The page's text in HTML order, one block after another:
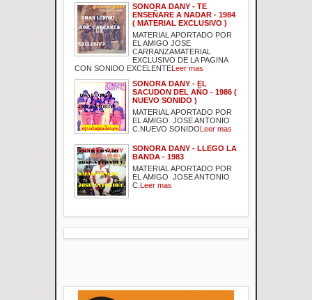
SONORA DANY - TE
ENSEÑARE A NADAR - 1984
( MATERIAL EXCLUSIVO )
MATERIAL APORTADO POR
EL AMIGO JOSE
CARRANZAMATERIAL
EXCLUSIVO DE LA PAGINA
CON SONIDO EXCELENTELeer mas
SONORA DANY - EL
SACUDON DEL AÑO - 1986 (
NUEVO SONIDO )
MATERIAL APORTADO POR
EL AMIGO JOSE ANTONIO
C.NUEVO SONIDOLeer mas
SONORA DANY - LLEGO LA
BANDA - 1983
MATERIAL APORTADO POR
EL AMIGO JOSE ANTONIO
C. Leer mas